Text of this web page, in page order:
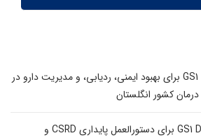
استفاده از استانداردهای GS1 برای بهبود ایمنی، ردیابی، و مدیریت دارو در
کشور انگلستان
استفاده از GS1 Data Source برای دستورالعمل پایداری CSRD و